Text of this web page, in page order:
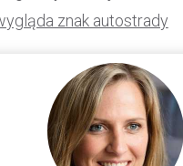
znak autostrady